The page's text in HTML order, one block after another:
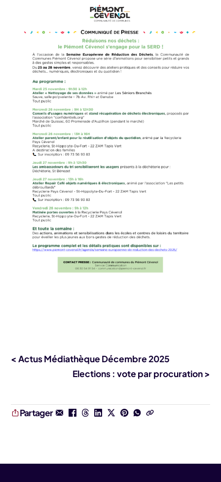
< Actus Médiathèque Décembre 2025
Elections : vote par procuration >
Partager